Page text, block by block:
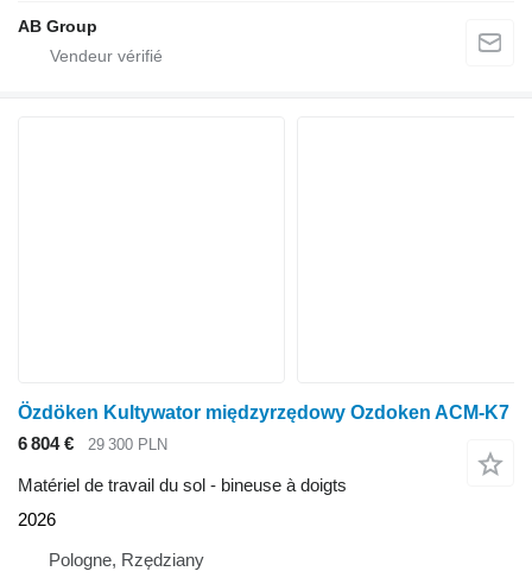
AB Group
Özdöken Kultywator międzyrzędowy Ozdoken ACM-K7
6 804 €
29 300 PLN
Matériel de travail du sol - bineuse à doigts
2026
Pologne, Rzędziany